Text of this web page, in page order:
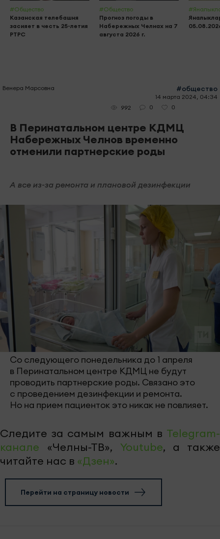
#Общество
Казанская телебашня
засияет в честь 25-летия
РТРС
#Общество
Прогноз погоды в
Набережных Челнах на 7
августа 2026 г.
Венера Марсовна #общество
14 марта 2024, 04:34
992
0 0
В Перинатальном центре КДМЦ
Набережных Челнов временно
отменили партнерские роды
А все из-за ремонта и плановой дезинфекции
Со следующего понедельника до 1 апреля
в Перинатальном центре КДМЦ не будут
проводить партнерские роды. Связано это
с проведением дезинфекции и ремонта.
Но на прием пациенток это никак не повлияет.
Следите за самым важным в Telegram-
канале «Челны-ТВ», Youtube, а также
читайте нас в «Дзен».
Перейти на страницу новости